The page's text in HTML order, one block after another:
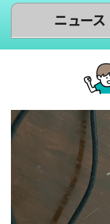
ニュース